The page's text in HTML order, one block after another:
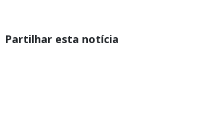
Partilhar esta notícia